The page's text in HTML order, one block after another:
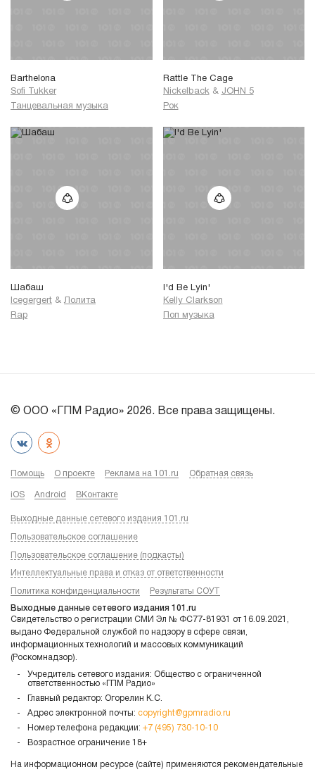
Barthelona
Sofi Tukker
Танцевальная музыка
Rattle The Cage
Nickelback & JOHN 5
Рок
Шабаш
Icegergert & Лолита
Rap
I'd Be Lyin'
Kelly Clarkson
Поп музыка
© ООО «ГПМ Радио» 2026. Все права защищены.
Помощь О проекте Реклама на 101.ru Обратная связь
iOS Android ВКонтакте
Выходные данные сетевого издания 101.ru
Пользовательское соглашение
Пользовательское соглашение (подкасты)
Интеллектуальные права и отказ от ответственности
Политика конфиденциальности Результаты СОУТ
Выходные данные сетевого издания 101.ru
Свидетельство о регистрации СМИ Эл № ФС77-81931 от 16.09.2021,
выдано Федеральной службой по надзору в сфере связи,
информационных технологий и массовых коммуникаций
(Роскомнадзор).
Учредитель сетевого издания: Общество с ограниченной
ответственностью «ГПМ Радио»
Главный редактор: Огорелин К.С.
Адрес электронной почты: copyright@gpmradio.ru
Номер телефона редакции: +7 (495) 730-10-10
Возрастное ограничение 18+
На информационном ресурсе (сайте) применяются рекомендательные